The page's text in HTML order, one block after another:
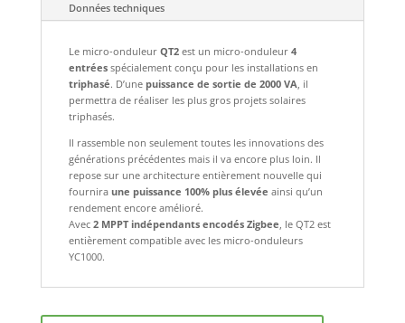
Données techniques
Le micro-onduleur QT2est un micro-onduleur 4
entréesspécialement conçu pour les installations en
triphasé. D’une puissance de sortie de 2000 VA, il
permettra de réaliser les plus gros projets solaires
triphasés.
Il rassemble non seulement toutes les innovations des
générations précédentes mais il va encore plus loin. Il
repose sur une architecture entièrement nouvelle qui
fournira une puissance 100% plus élevée ainsi qu’un
rendement encore amélioré.
Avec2 MPPT indépendants encodés Zigbee, le QT2 est
entièrement compatible avec les micro-onduleurs
YC1000.